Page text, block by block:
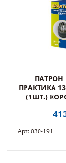
ПРАКТИКА
(1ШТ.)
Арт: 030-191